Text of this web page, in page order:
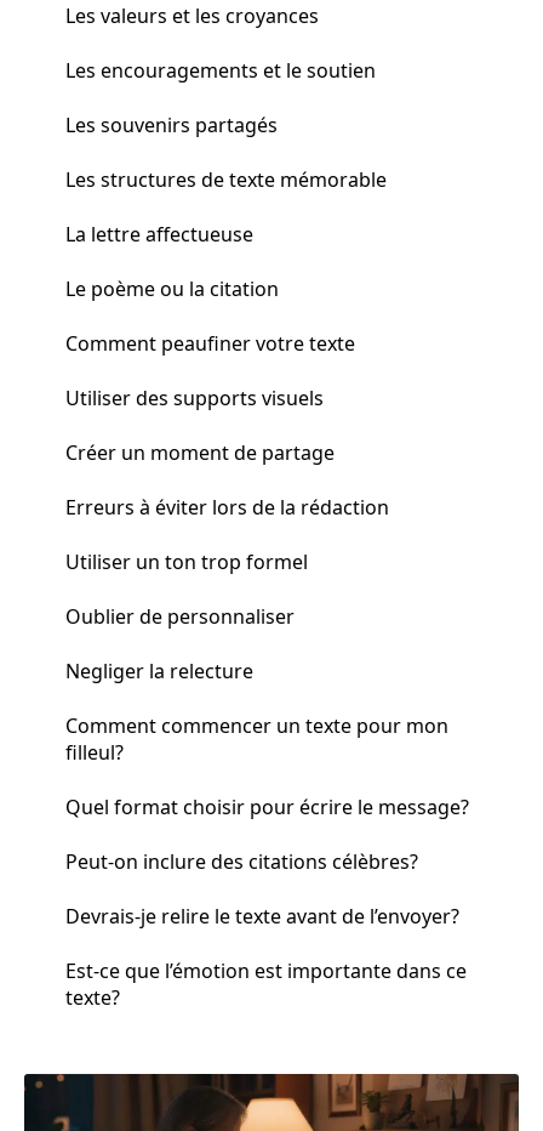
Les valeurs et les croyances
Les encouragements et le soutien
Les souvenirs partagés
Les structures de texte mémorable
La lettre affectueuse
Le poème ou la citation
Comment peaufiner votre texte
Utiliser des supports visuels
Créer un moment de partage
Erreurs à éviter lors de la rédaction
Utiliser un ton trop formel
Oublier de personnaliser
Negliger la relecture
Comment commencer un texte pour mon
filleul?
Quel format choisir pour écrire le message?
Peut-on inclure des citations célèbres?
Devrais-je relire le texte avant de l’envoyer?
Est-ce que l’émotion est importante dans ce
texte?